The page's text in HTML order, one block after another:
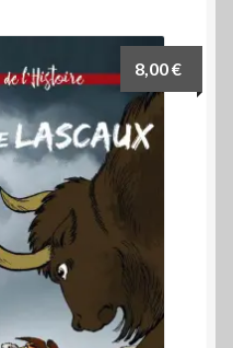
8,00€